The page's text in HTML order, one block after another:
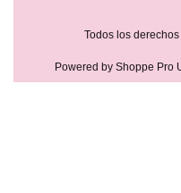
Todos los
Powered by Shoppe Pro